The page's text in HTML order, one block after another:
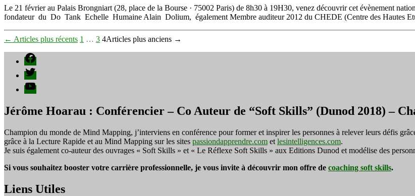
sur
l’Egalité
Le 21 février au Palais Brongniart (28, place de la Bourse · 75002 Paris) de 8h30 à 19H30, venez découvrir cet évènement
fondateur du Do Tank Echelle Humaine Alain Dolium, également Membre auditeur 2012 du CHEDE (Centre des Hautes
Pagination
des
publications
← Articles plus récents 1 … 3 4Articles plus anciens →
Facebook
Twitter
YouTube
Jérôme Hoarau : Conférencier – Co Auteur de “Soft Skills” (Dunod 2018) –
Champion du monde de Mind Mapping, j’interviens en conférence pour former et inspirer les personnes à relever leurs défis
grâce à la Lecture Rapide et au Mind Mapping sur les sites passiondapprendre.com et lesintelligences.com.
Je suis également co-auteur des ouvrages « Soft Skills » et « Le Réflexe Soft Skills » aux Editions Dunod et modélise des
Si vous souhaitez booster votre carrière professionnelle, je vous invite à découvrir mon offre de coaching soft skills.
Liens Utiles